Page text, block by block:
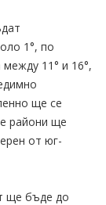
1°, по
11° и 16°,
ще се
райони ще
от юг-
ще бъде до